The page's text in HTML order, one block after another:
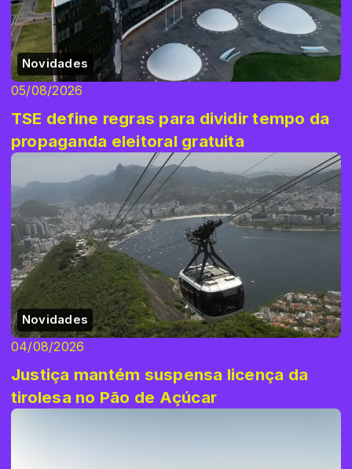
Novidades
05/08/2026
TSE define regras para dividir tempo da
propaganda eleitoral gratuita
Novidades
04/08/2026
Justiça mantém suspensa licença da
tirolesa no Pão de Açúcar